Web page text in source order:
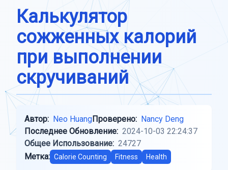
Калькулятор
сожженных калорий
при выполнении
скручиваний
Автор: Neo HuangПроверено: Nancy Deng
Последнее Обновление: 2024-10-03 22:24:37
Общее Использование: 24727
Метка: Calorie Counting Fitness Health